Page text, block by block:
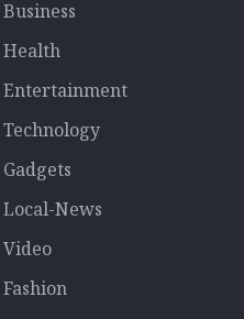
Business
Health
Entertainment
Technology
Gadgets
Local-News
Video
Fashion